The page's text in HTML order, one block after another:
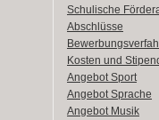
Schulische
Abschlüsse
Kosten und
Angebot Sport
Angebot Sprache
Angebot Musik